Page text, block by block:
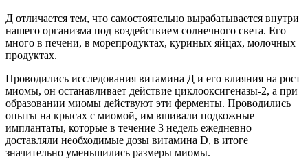
Д отличается тем, что самостоятельно вырабатывается внутри
нашего организма под воздействием солнечного света. Его
много в печени, в морепродуктах, куриных яйцах, молочных
продуктах.
Проводились исследования витамина Д и его влияния на рост
миомы, он останавливает действие циклооксигеназы-2, а при
образовании миомы действуют эти ферменты. Проводились
опыты на крысах с миомой, им вшивали подкожные
имплантаты, которые в течение 3 недель ежедневно
доставляли необходимые дозы витамина D, в итоге
значительно уменьшились размеры миомы.